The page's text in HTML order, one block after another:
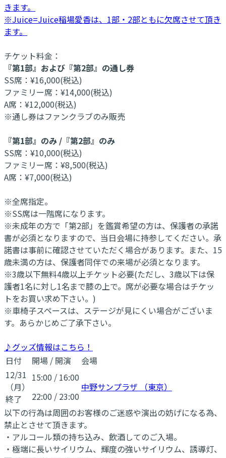
きます。
※Juice=Juice稲場愛香は、1部・2部ともに欠席させて頂き
ます。
チケット料金：
『第1部』および『第2部』の通し券
SS席：¥16,000(税込)
ファミリー席：¥14,000(税込)
A席：¥12,000(税込)
※通し券はファンクラブのみ販売
『第1部』のみ /『第2部』のみ
SS席：¥10,000(税込)
ファミリー席：¥8,500(税込)
A席：¥7,000(税込)
※全席指定。
※SS席は一階席になります。
※未成年の方で「第2部」を鑑賞希望の方は、保護者の承諾
書が必須となりますので、当日会場に持参してください。承
諾書は事前に確認させていただく場合があります。また、15
歳未満の方は、保護者同伴での来場が必須となります。
※3歳以下無料4歳以上チケット必要(ただし、3歳以下は保
護者1名に対し1名まで膝の上で。席が必要な場合はチケッ
トをお買い求め下さい。)
※車椅子スペースは、ステージが見にくい場合がございま
す。あらかじめご了承下さい。
♪グッズ情報はこちら！
日付
開場 / 開演
会場
12/31
（月）
終了
15:00 / 16:00
中野サンプラザ （東京）
22:00 / 23:00
以下の行為は周囲のお客様のご迷惑や演出の妨げになる為、
禁止とさせて頂きます。
・アルコール類の持ち込み、飲酒してのご入場。
・極端に長いサイリウム、輝度の強いサイリウム、誘導灯、